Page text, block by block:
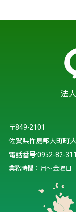
法
〒849-2101
佐賀県杵島郡大町町
電話番号:0952-82-
業務時間：月～金曜日